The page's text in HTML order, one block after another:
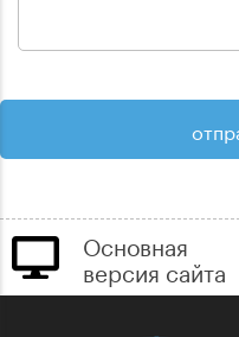
Основная
версия сайта